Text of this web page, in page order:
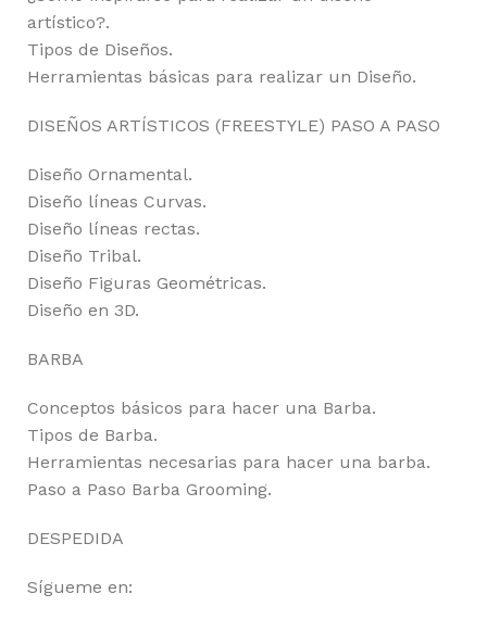
artístico?.
Tipos de Diseños.
Herramientas básicas para realizar un Diseño.
DISEÑOS ARTÍSTICOS (FREESTYLE) PASO A PASO
Diseño Ornamental.
Diseño líneas Curvas.
Diseño líneas rectas.
Diseño Tribal.
Diseño Figuras Geométricas.
Diseño en 3D.
BARBA
Conceptos básicos para hacer una Barba.
Tipos de Barba.
Herramientas necesarias para hacer una barba.
Paso a Paso Barba Grooming.
DESPEDIDA
Sígueme en: